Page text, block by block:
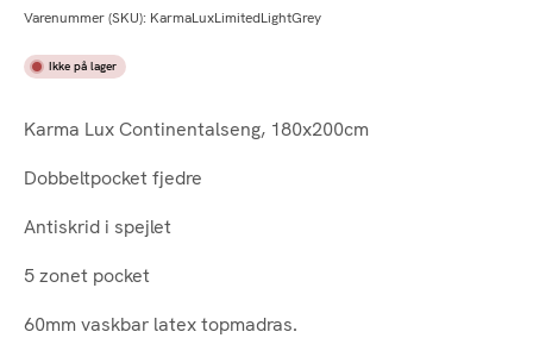
Varenummer (SKU): KarmaLuxLimitedLightGrey
Ikke på lager
Karma Lux Continentalseng, 180x200cm
Dobbeltpocket fjedre
Antiskrid i spejlet
5 zonet pocket
60mm vaskbar latex topmadras.